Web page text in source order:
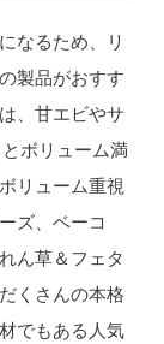
なるため、リ
製品がおすす
、甘エビやサ
ボリューム満
リューム重視
ズ、ベーコ
ん草＆フェタ
くさんの本格
でもある人気